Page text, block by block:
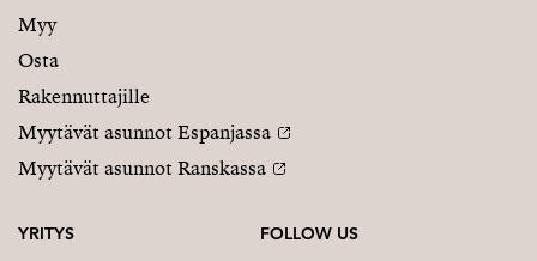
Myy
Osta
Rakennuttajille
Myytävät asunnot Espanjassa
Myytävät asunnot Ranskassa
YRITYS FOLLOW US